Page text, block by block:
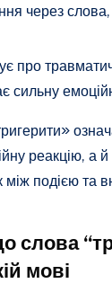
через слова,
про
сильну
реакцію, а й
між подією та
слова
мові